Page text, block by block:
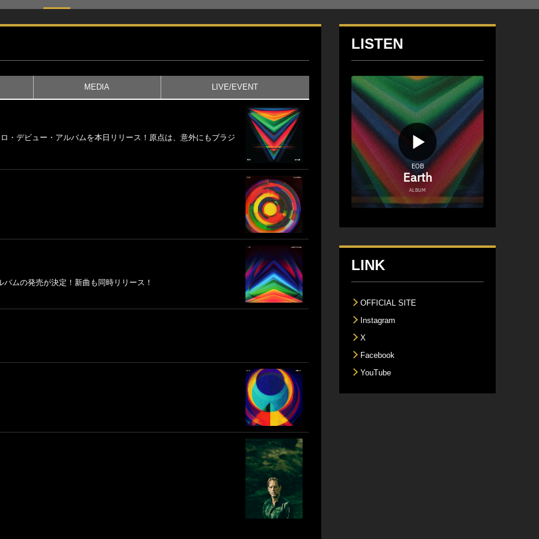
MEDIA LIVE/EVENT
・デビュー・アルバムを本日リリース！原点は、意外にもブラジ
ムの発売が決定！新曲も同時リリース！
LISTEN
LINK
OFFICIAL SITE
Instagram
X
Facebook
YouTube